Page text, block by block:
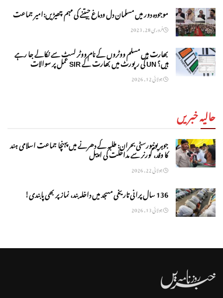
موجودہ دور میں مسلمان دل ودماغ جیتنے کی مہم چھیڑیں:امیر جماعت
فروری 28, 2023
بھارت میں مسلم ووٹروں کے نام ووٹر لسٹ سے نکالے جا رہے
ہیں؟ UN کی رپورٹ میں بھارت کے SIR عمل پر سوالات
جولائی 12, 2026
حالیہ خبریں
جوہر یونیورسٹی بحران: طلبہ کے دھرنے میں پہنچا جماعت اسلامی ہند
کا وفد، گورنر سے مداخلت کی اپیل
جولائی 22, 2026
136 سال پرانی تاریخی مسجد میں داخلہ بند، نماز پر بھی پابندی!
جولائی 13, 2026